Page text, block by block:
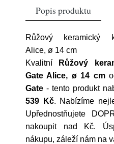
Popis produktu
Růžový keramický
Alice, ø 14 cm
Kvalitní
Růžový
Gate Alice, ø 14 cm
Gate - tento produkt
539 Kč. Nabízíme
Upřednostňujete
nakoupit nad Kč.
nákupu, záleží nám na